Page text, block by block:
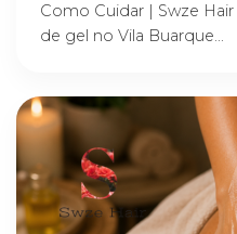
Como Cuidar | Swze
de gel no Vila Buarque...